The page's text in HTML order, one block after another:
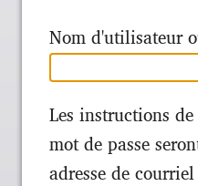
Nom d'utilisateur
Les instructions
mot de passe
adresse de